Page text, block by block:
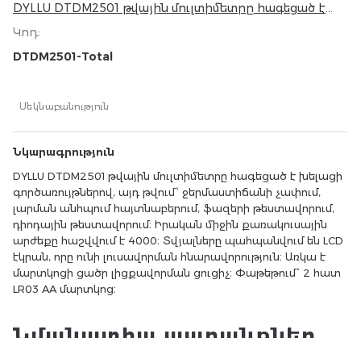
DYLLU DTDM2501 թվային մուլտիմետրը հագեցած է
չափում, լարման անհպում հայտնաբերում, ֆազերի
թեստավորում, դիոդային թեստավորում։ Իրական
ցածր լիցքավորման ցուցիչ։ Փաթեթում՝ 2 հատ LR03 AA
Կոդ:
DTDM2501-Total
Մեկնաբանություն
Նկարագրություն
DYLLU DTDM2501 թվային մուլտիմետրը հագեցած է խելացի
գործառույթներով, այդ թվում՝ ջերմաստիճանի չափում,
լարման անհպում հայտնաբերում, ֆազերի թեստավորում,
դիոդային թեստավորում։ Իրական միջին քառակուսային
արժեքը հաշվվում է 4000։ Տվյալները պահպանվում են LCD
էկրան, որը ունի լուսավորման հնարավորություն։ Առկա է
մարտկոցի ցածր լիցքավորման ցուցիչ։ Փաթեթում՝ 2 հատ
LR03 AA մարտկոց։